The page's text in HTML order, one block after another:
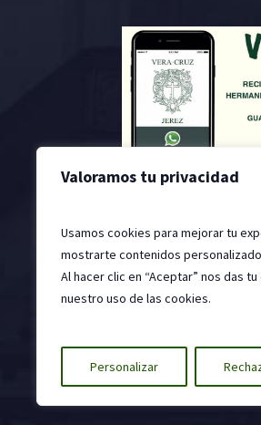
Valoramos tu privacidad
Usamos cookies para mejorar tu
mostrarte contenidos
Al hacer clic en “Aceptar” nos das
nuestro uso de las cookies.
Personalizar
2022 © Hermandad